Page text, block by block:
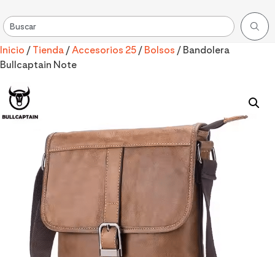
Inicio / Tienda /Accesorios 25 / Bolsos / Bandolera
Bullcaptain Note